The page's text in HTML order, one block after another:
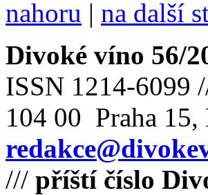
nahoru | na další
Divoké víno 56/
ISSN 1214-6099
104 00 Praha
/// příští číslo